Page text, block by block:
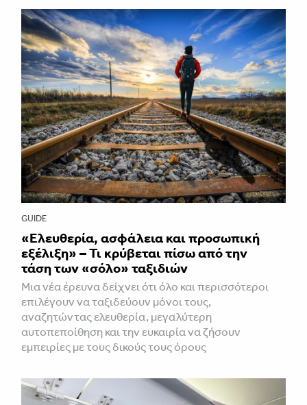
GUIDE
«Ελευθερία, ασφάλεια και προσωπική
εξέλιξη» – Τι κρύβεται πίσω από την
τάση των «σόλο» ταξιδιών
Μια νέα έρευνα δείχνει ότι όλο και περισσότεροι
επιλέγουν να ταξιδεύουν μόνοι τους,
αναζητώντας ελευθερία, μεγαλύτερη
αυτοπεποίθηση και την ευκαιρία να ζήσουν
εμπειρίες με τους δικούς τους όρους